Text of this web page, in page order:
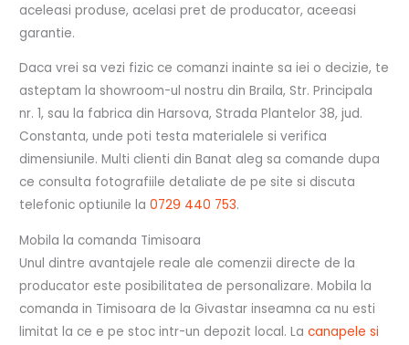
aceleasi produse, acelasi pret de producator, aceeasi
garantie.
Daca vrei sa vezi fizic ce comanzi inainte sa iei o decizie, te
asteptam la showroom-ul nostru din Braila, Str. Principala
nr. 1, sau la fabrica din Harsova, Strada Plantelor 38, jud.
Constanta, unde poti testa materialele si verifica
dimensiunile. Multi clienti din Banat aleg sa comande dupa
ce consulta fotografiile detaliate de pe site si discuta
telefonic optiunile la0729 440 753.
Mobila la comanda Timisoara
Unul dintre avantajele reale ale comenzii directe de la
producator este posibilitatea de personalizare. Mobila la
comanda in Timisoara de la Givastar inseamna ca nu esti
limitat la ce e pe stoc intr-un depozit local. Lacanapele si